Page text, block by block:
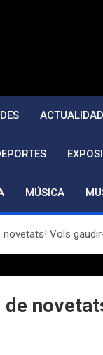
ACTUALIDAD
MÚSICA
novetats! Vols